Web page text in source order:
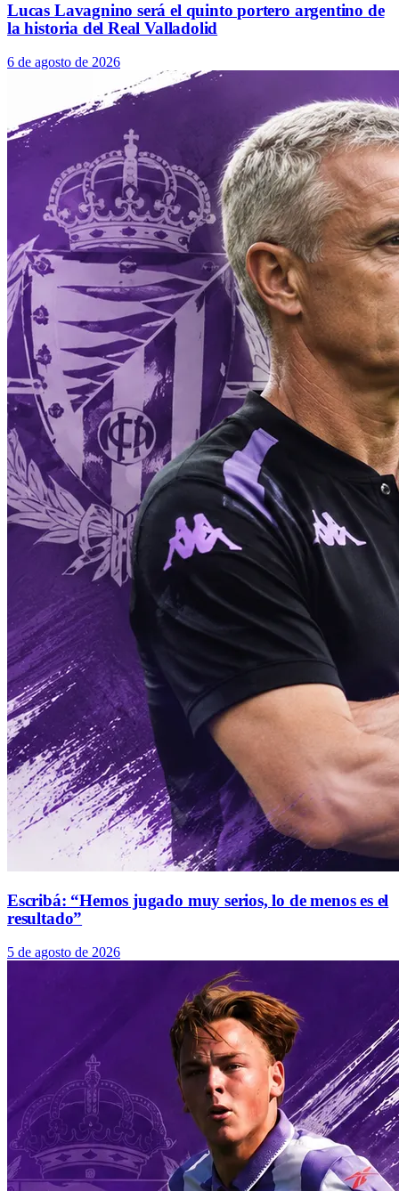
Lucas Lavagnino será el quinto portero argentino de
la historia del Real Valladolid
6 de agosto de 2026
Escribá: “Hemos jugado muy serios, lo de menos es el
resultado”
5 de agosto de 2026